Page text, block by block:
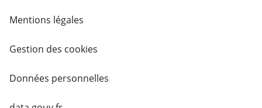
Mentions légales
Gestion des cookies
Données personnelles